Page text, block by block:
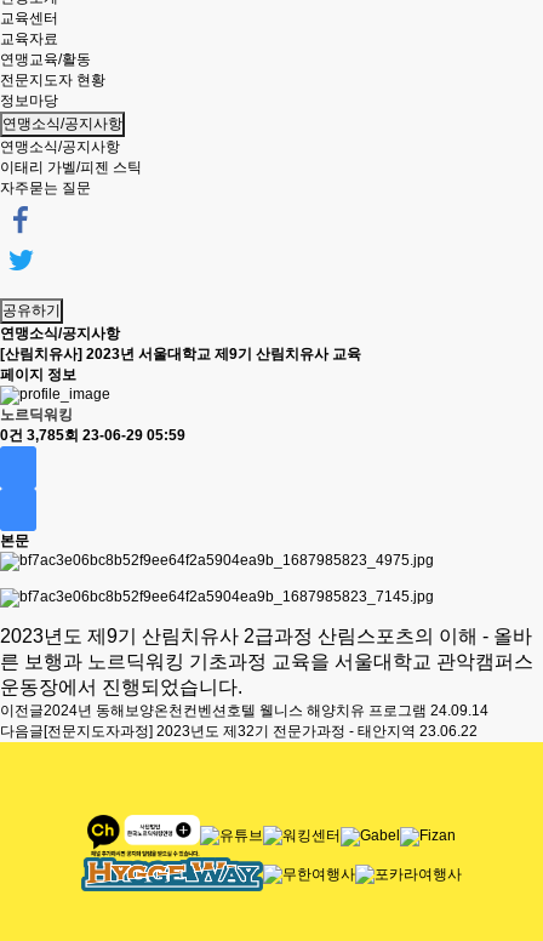
교육센터
교육자료
연맹교육/활동
전문지도자 현황
정보마당
연맹소식/공지사항
연맹소식/공지사항
이태리 가벨/피젠 스틱
자주묻는 질문
공유하기
연맹소식/공지사항
[산림치유사] 2023년 서울대학교 제9기 산림치유사 교육
페이지 정보
노르딕워킹
0건 3,785회 23-06-29 05:59
본문
2023년도 제9기 산림치유사 2급과정 산림스포츠의 이해 - 올바
른 보행과 노르딕워킹 기초과정 교육을 서울대학교 관악캠퍼스
운동장에서 진행되었습니다.
이전글2024년 동해보양온천컨벤션호텔 웰니스 해양치유 프로그램 24.09.14
다음글[전문지도자과정] 2023년도 제32기 전문가과정 - 태안지역 23.06.22